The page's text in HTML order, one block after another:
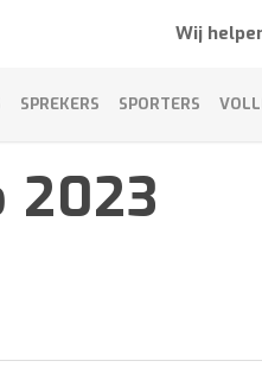
Wij
SPREKERS SPORTERS
2023